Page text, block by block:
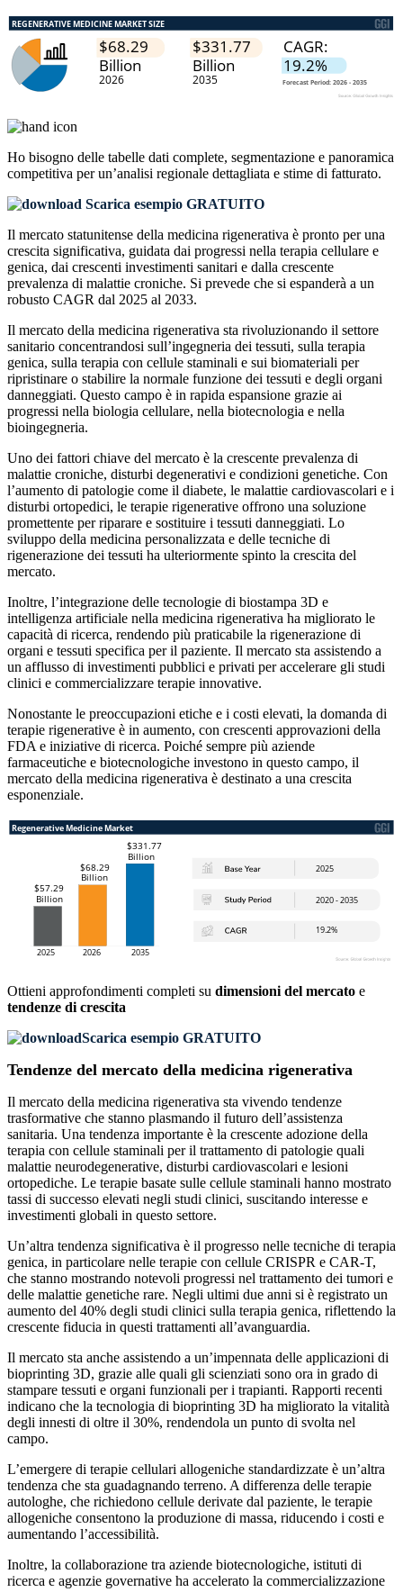
Ho bisogno delle tabelle dati complete, segmentazione e panoramica
competitiva per un’analisi regionale dettagliata e stime di fatturato.
Scarica esempio GRATUITO
Il mercato statunitense della medicina rigenerativa è pronto per una
crescita significativa, guidata dai progressi nella terapia cellulare e
genica, dai crescenti investimenti sanitari e dalla crescente
prevalenza di malattie croniche. Si prevede che si espanderà a un
robusto CAGR dal 2025 al 2033.
Il mercato della medicina rigenerativa sta rivoluzionando il settore
sanitario concentrandosi sull’ingegneria dei tessuti, sulla terapia
genica, sulla terapia con cellule staminali e sui biomateriali per
ripristinare o stabilire la normale funzione dei tessuti e degli organi
danneggiati. Questo campo è in rapida espansione grazie ai
progressi nella biologia cellulare, nella biotecnologia e nella
bioingegneria.
Uno dei fattori chiave del mercato è la crescente prevalenza di
malattie croniche, disturbi degenerativi e condizioni genetiche. Con
l’aumento di patologie come il diabete, le malattie cardiovascolari e i
disturbi ortopedici, le terapie rigenerative offrono una soluzione
promettente per riparare e sostituire i tessuti danneggiati. Lo
sviluppo della medicina personalizzata e delle tecniche di
rigenerazione dei tessuti ha ulteriormente spinto la crescita del
mercato.
Inoltre, l’integrazione delle tecnologie di biostampa 3D e
intelligenza artificiale nella medicina rigenerativa ha migliorato le
capacità di ricerca, rendendo più praticabile la rigenerazione di
organi e tessuti specifica per il paziente. Il mercato sta assistendo a
un afflusso di investimenti pubblici e privati ​​per accelerare gli studi
clinici e commercializzare terapie innovative.
Nonostante le preoccupazioni etiche e i costi elevati, la domanda di
terapie rigenerative è in aumento, con crescenti approvazioni della
FDA e iniziative di ricerca. Poiché sempre più aziende
farmaceutiche e biotecnologiche investono in questo campo, il
mercato della medicina rigenerativa è destinato a una crescita
esponenziale.
Ottieni approfondimenti completi su dimensioni del mercato e
tendenze di crescita
Scarica esempio GRATUITO
Tendenze del mercato della medicina rigenerativa
Il mercato della medicina rigenerativa sta vivendo tendenze
trasformative che stanno plasmando il futuro dell’assistenza
sanitaria. Una tendenza importante è la crescente adozione della
terapia con cellule staminali per il trattamento di patologie quali
malattie neurodegenerative, disturbi cardiovascolari e lesioni
ortopediche. Le terapie basate sulle cellule staminali hanno mostrato
tassi di successo elevati negli studi clinici, suscitando interesse e
investimenti globali in questo settore.
Un’altra tendenza significativa è il progresso nelle tecniche di terapia
genica, in particolare nelle terapie con cellule CRISPR e CAR-T,
che stanno mostrando notevoli progressi nel trattamento dei tumori e
delle malattie genetiche rare. Negli ultimi due anni si è registrato un
aumento del 40% degli studi clinici sulla terapia genica, riflettendo la
crescente fiducia in questi trattamenti all’avanguardia.
Il mercato sta anche assistendo a un’impennata delle applicazioni di
bioprinting 3D, grazie alle quali gli scienziati sono ora in grado di
stampare tessuti e organi funzionali per i trapianti. Rapporti recenti
indicano che la tecnologia di bioprinting 3D ha migliorato la vitalità
degli innesti di oltre il 30%, rendendola un punto di svolta nel
campo.
L’emergere di terapie cellulari allogeniche standardizzate è un’altra
tendenza che sta guadagnando terreno. A differenza delle terapie
autologhe, che richiedono cellule derivate dal paziente, le terapie
allogeniche consentono la produzione di massa, riducendo i costi e
aumentando l’accessibilità.
Inoltre, la collaborazione tra aziende biotecnologiche, istituti di
ricerca e agenzie governative ha accelerato la commercializzazione